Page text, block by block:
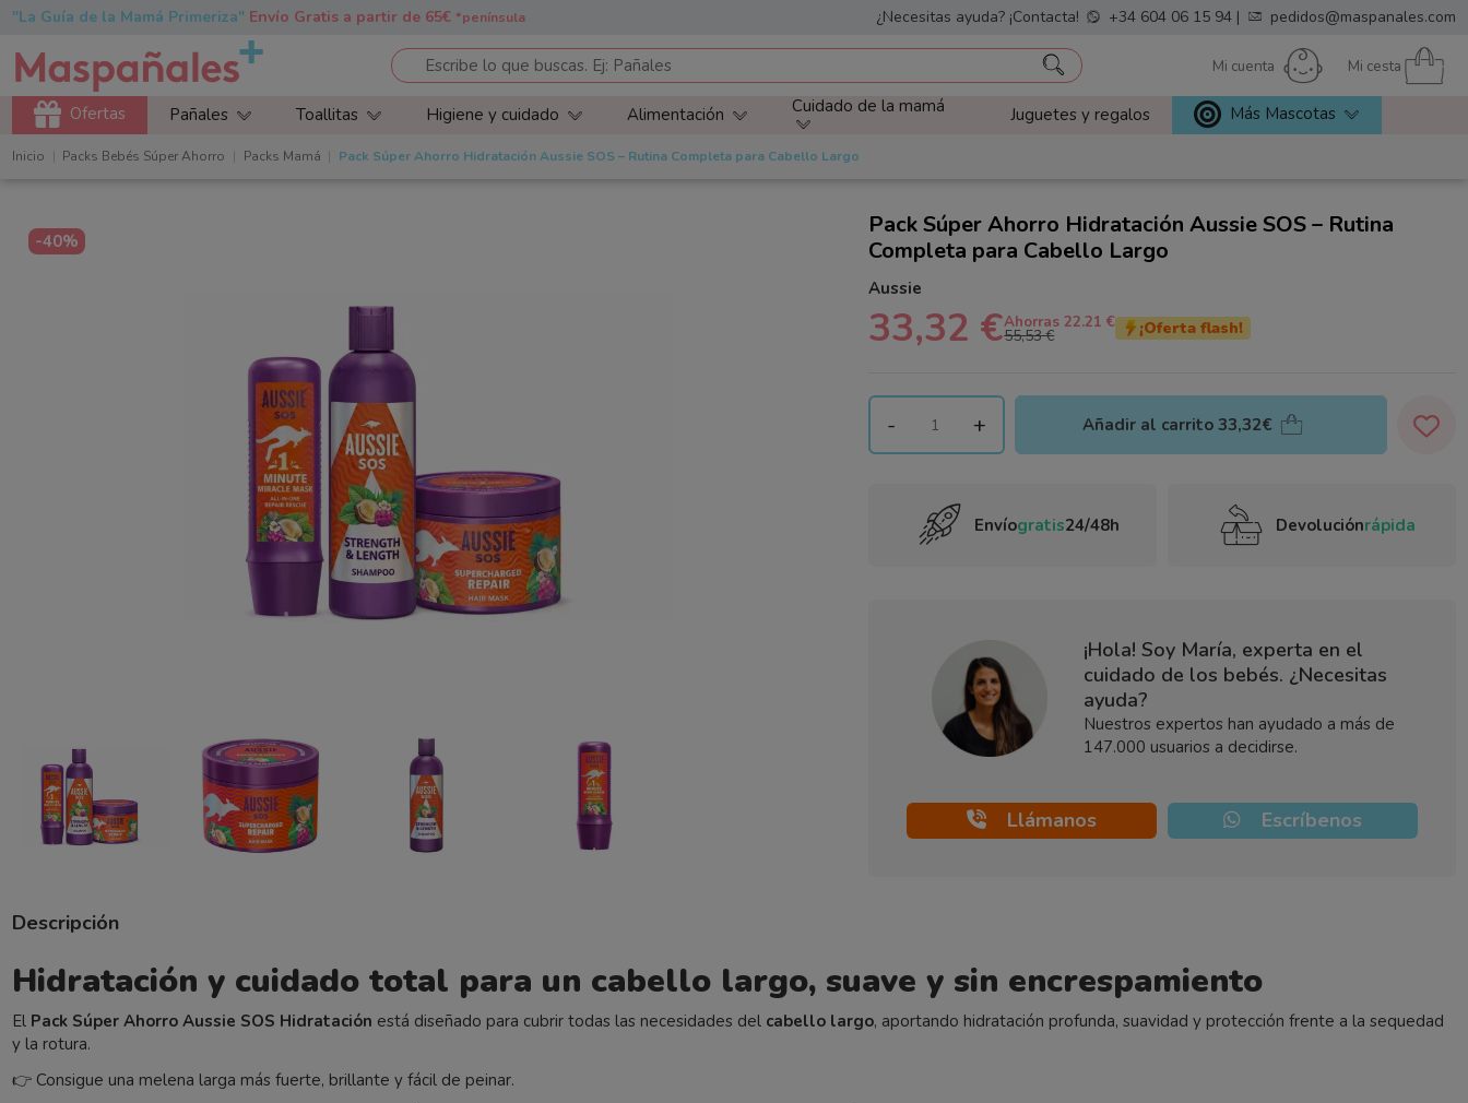
"La Guía de la Mamá Primeriza" Envío Gratis a partir de 65€*península ¿Necesitas ayuda? ¡Contacta! +34 604 06 15 94 | pedidos@maspanales.com
Mi cuenta Mi cesta
Ofertas Pañales Toallitas Higiene y cuidado Alimentación Cuidado de la mamá Juguetes y regalos Más Mascotas
Inicio Packs Bebés Súper Ahorro Packs Mamá Pack Súper Ahorro Hidratación Aussie SOS – Rutina Completa para Cabello Largo
-40%
Pack Súper Ahorro Hidratación Aussie SOS – Rutina
Completa para Cabello Largo
Aussie
33,32 €Ahorras 22.21 €
55,53 € ¡Oferta flash!
- + Añadir al carrito 33,32€
Envíogratis24/48h Devoluciónrápida
¡Hola! Soy María, experta en el
cuidado de los bebés. ¿Necesitas
ayuda?
Nuestros expertos han ayudado a más de
147.000 usuarios a decidirse.
Llámanos Escríbenos
Descripción
Hidratación y cuidado total para un cabello largo, suave y sin encrespamiento
El Pack Súper Ahorro Aussie SOS Hidratación está diseñado para cubrir todas las necesidades del cabello largo, aportando hidratación profunda, suavidad y protección frente a la sequedad
y la rotura.
👉 Consigue una melena larga más fuerte, brillante y fácil de peinar.